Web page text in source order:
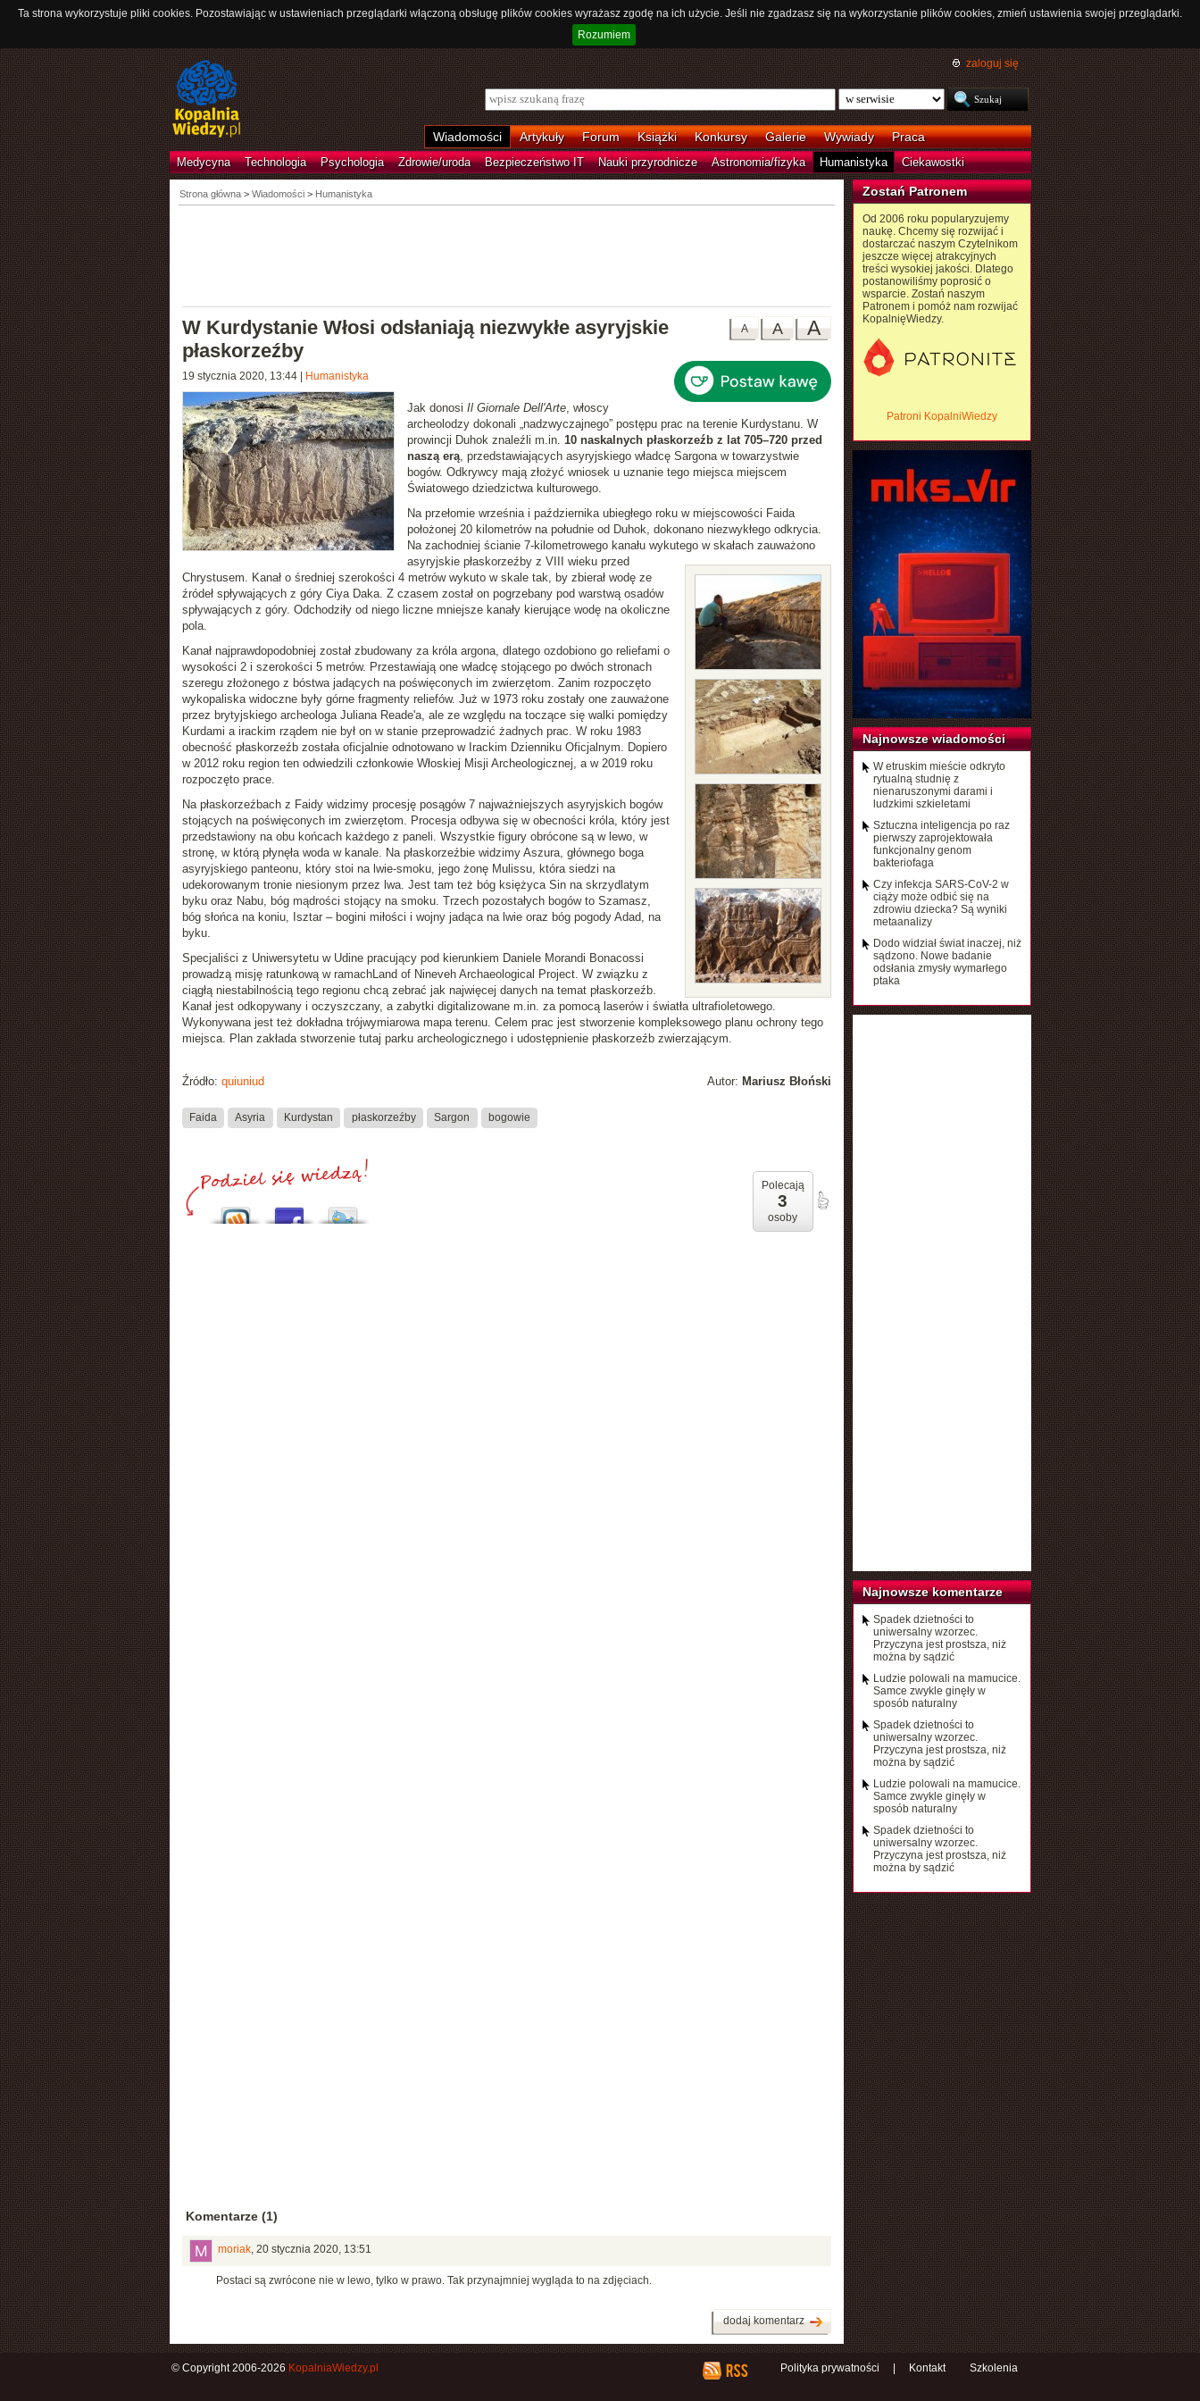
Ta strona wykorzystuje pliki cookies. Pozostawiając w ustawieniach przeglądarki włączoną obsługę plików cookies wyrażasz zgodę na ich użycie. Jeśli nie zgadzasz się na wykorzystanie plików cookies, zmień ustawienia swojej przeglądarki.
Rozumiem
zaloguj się
Wiadomości Artykuły Forum Książki Konkursy Galerie Wywiady Praca
Medycyna Technologia Psychologia Zdrowie/uroda Bezpieczeństwo IT Nauki przyrodnicze Astronomia/fizyka Humanistyka Ciekawostki
Strona główna> Wiadomości > Humanistyka
A
A
A
W Kurdystanie Włosi odsłaniają niezwykłe asyryjskie
płaskorzeźby
19 stycznia 2020, 13:44| Humanistyka
Jak donosi Il Giornale Dell'Arte, włoscy
archeolodzy dokonali „nadzwyczajnego” postępu prac na terenie Kurdystanu. W
prowincji Duhok znaleźli m.in. 10 naskalnych płaskorzeźb z lat 705–720 przed
naszą erą, przedstawiających asyryjskiego władcę Sargona w towarzystwie
bogów. Odkrywcy mają złożyć wniosek u uznanie tego miejsca miejscem
Światowego dziedzictwa kulturowego.
Na przełomie września i października ubiegłego roku w miejscowości Faida
położonej 20 kilometrów na południe od Duhok, dokonano niezwykłego odkrycia.
Na zachodniej ścianie 7-kilometrowego kanału wykutego w skałach zauważono
asyryjskie płaskorzeźby z VIII wieku przed
Chrystusem. Kanał o średniej szerokości 4 metrów wykuto w skale tak, by zbierał wodę ze
źródeł spływających z góry Ciya Daka. Z czasem został on pogrzebany pod warstwą osadów
spływających z góry. Odchodziły od niego liczne mniejsze kanały kierujące wodę na okoliczne
pola.
Kanał najprawdopodobniej został zbudowany za króla argona, dlatego ozdobiono go reliefami o
wysokości 2 i szerokości 5 metrów. Przestawiają one władcę stojącego po dwóch stronach
szeregu złożonego z bóstwa jadących na poświęconych im zwierzętom. Zanim rozpoczęto
wykopaliska widoczne były górne fragmenty reliefów. Już w 1973 roku zostały one zauważone
przez brytyjskiego archeologa Juliana Reade'a, ale ze względu na toczące się walki pomiędzy
Kurdami a irackim rządem nie był on w stanie przeprowadzić żadnych prac. W roku 1983
obecność płaskorzeźb została oficjalnie odnotowano w Irackim Dzienniku Oficjalnym. Dopiero
w 2012 roku region ten odwiedzili członkowie Włoskiej Misji Archeologicznej, a w 2019 roku
rozpoczęto prace.
Na płaskorzeźbach z Faidy widzimy procesję posągów 7 najważniejszych asyryjskich bogów
stojących na poświęconych im zwierzętom. Procesja odbywa się w obecności króla, który jest
przedstawiony na obu końcach każdego z paneli. Wszystkie figury obrócone są w lewo, w
stronę, w którą płynęła woda w kanale. Na płaskorzeźbie widzimy Aszura, głównego boga
asyryjskiego panteonu, który stoi na lwie-smoku, jego żonę Mulissu, która siedzi na
udekorowanym tronie niesionym przez lwa. Jest tam też bóg księżyca Sin na skrzydlatym
byku oraz Nabu, bóg mądrości stojący na smoku. Trzech pozostałych bogów to Szamasz,
bóg słońca na koniu, Isztar – bogini miłości i wojny jadąca na lwie oraz bóg pogody Adad, na
byku.
Specjaliści z Uniwersytetu w Udine pracujący pod kierunkiem Daniele Morandi Bonacossi
prowadzą misję ratunkową w ramachLand of Nineveh Archaeological Project. W związku z
ciągłą niestabilnością tego regionu chcą zebrać jak najwięcej danych na temat płaskorzeźb.
Kanał jest odkopywany i oczyszczany, a zabytki digitalizowane m.in. za pomocą laserów i światła ultrafioletowego.
Wykonywana jest też dokładna trójwymiarowa mapa terenu. Celem prac jest stworzenie kompleksowego planu ochrony tego
miejsca. Plan zakłada stworzenie tutaj parku archeologicznego i udostępnienie płaskorzeźb zwierzającym.
Autor: Mariusz Błoński
Źródło: quiuniud
Faida Asyria Kurdystan płaskorzeźby Sargon bogowie
Polecają
3
osoby
Komentarze (1)
moriak, 20 stycznia 2020, 13:51
Postaci są zwrócone nie w lewo, tylko w prawo. Tak przynajmniej wygląda to na zdjęciach.
dodaj komentarz
Zostań Patronem
Od 2006 roku popularyzujemy
naukę. Chcemy się rozwijać i
dostarczać naszym Czytelnikom
jeszcze więcej atrakcyjnych
treści wysokiej jakości. Dlatego
postanowiliśmy poprosić o
wsparcie. Zostań naszym
Patronem i pomóż nam rozwijać
KopalnięWiedzy.
Patroni KopalniWiedzy
Najnowsze wiadomości
W etruskim mieście odkryto
rytualną studnię z
nienaruszonymi darami i
ludzkimi szkieletami
Sztuczna inteligencja po raz
pierwszy zaprojektowała
funkcjonalny genom
bakteriofaga
Czy infekcja SARS-CoV-2 w
ciąży może odbić się na
zdrowiu dziecka? Są wyniki
metaanalizy
Dodo widział świat inaczej, niż
sądzono. Nowe badanie
odsłania zmysły wymarłego
ptaka
Najnowsze komentarze
Spadek dzietności to
uniwersalny wzorzec.
Przyczyna jest prostsza, niż
można by sądzić
Ludzie polowali na mamucice.
Samce zwykle ginęły w
sposób naturalny
Spadek dzietności to
uniwersalny wzorzec.
Przyczyna jest prostsza, niż
można by sądzić
Ludzie polowali na mamucice.
Samce zwykle ginęły w
sposób naturalny
Spadek dzietności to
uniwersalny wzorzec.
Przyczyna jest prostsza, niż
można by sądzić
Polityka prywatności Kontakt Szkolenia
© Copyright 2006-2026 KopalniaWiedzy.pl